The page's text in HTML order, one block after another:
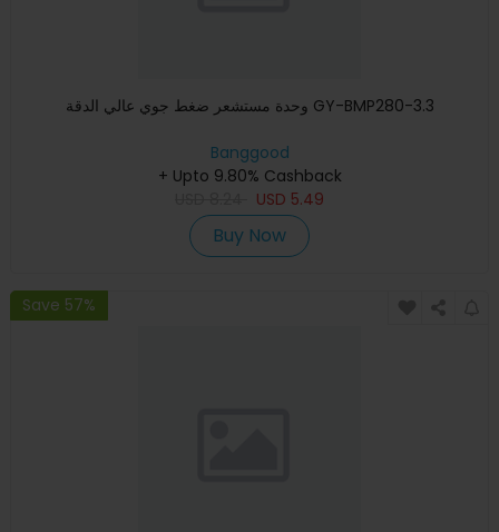
وحدة مستشعر ضغط جوي عالي الدقة GY-BMP280-3.3
Banggood
+ Upto 9.80% Cashback
USD 5.49
Buy Now
Save 57%